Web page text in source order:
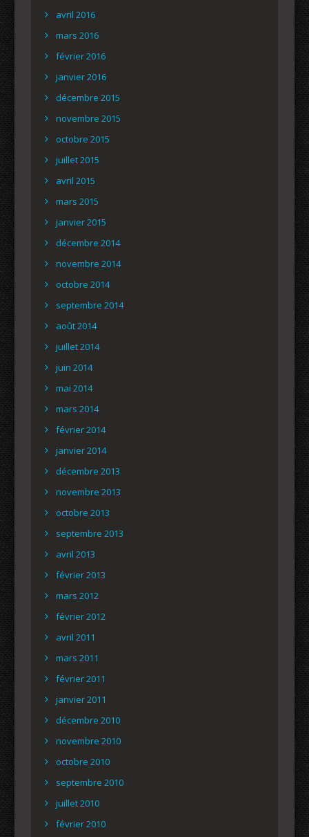
avril 2016
mars 2016
février 2016
janvier 2016
décembre 2015
novembre 2015
octobre 2015
juillet 2015
avril 2015
mars 2015
janvier 2015
décembre 2014
novembre 2014
octobre 2014
septembre 2014
août 2014
juillet 2014
juin 2014
mai 2014
mars 2014
février 2014
janvier 2014
décembre 2013
novembre 2013
octobre 2013
septembre 2013
avril 2013
février 2013
mars 2012
février 2012
avril 2011
mars 2011
février 2011
janvier 2011
décembre 2010
novembre 2010
octobre 2010
septembre 2010
juillet 2010
février 2010